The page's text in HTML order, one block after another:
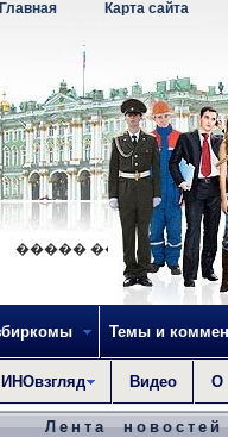
�����
Карта сайта
Главная
Темы и
ИНОвзгляд Видео О
Лента новостей